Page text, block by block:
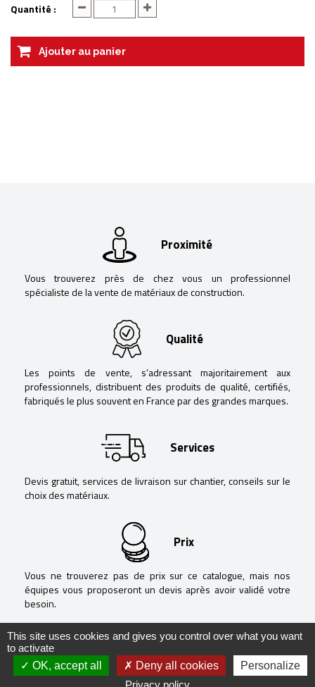
Quantité :
Ajouter au panier
Proximité
Vous trouverez près de chez vous un professionnel
spécialiste de la vente de matériaux de construction.
Qualité
Les points de vente, s’adressant majoritairement aux
professionnels, distribuent des produits de qualité, certifiés,
fabriqués le plus souvent en France par des grandes marques.
Services
Devis gratuit, services de livraison sur chantier, conseils sur le
choix des matériaux.
Prix
Vous ne trouverez pas de prix sur ce catalogue, mais nos
équipes vous proposeront un devis après avoir validé votre
besoin.
@ Negoguide - 2020 - Mentions légales- Politique de confidentialité-
This site uses cookies and gives you control over what you want
to activate
OK, accept all
Deny all cookies
Personalize
Privacy policy